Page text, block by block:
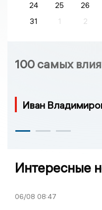
24
25 26
31
1 2
100 самых
Иван
Интересные
06/08 08:47